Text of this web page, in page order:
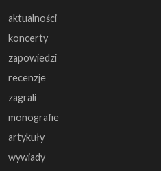
aktualności
koncerty
zapowiedzi
recenzje
zagrali
monografie
artykuły
wywiady